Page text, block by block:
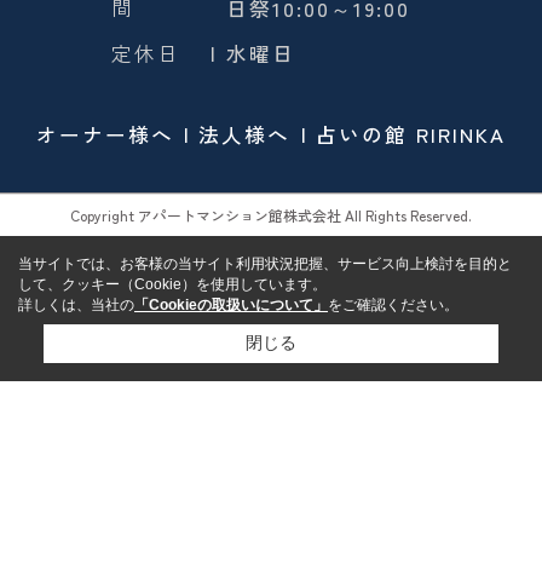
間
日祭10:00～19:00
定休日
| 水曜日
オーナー様へ 法人様へ 占いの館 RIRINKA
Copyright アパートマンション館株式会社 All Rights Reserved.
当サイトでは、お客様の当サイト利用状況把握、サービス向上検討を目的と
して、クッキー（Cookie）を使用しています。
詳しくは、当社の 「Cookieの取扱いについて」 をご確認ください。
閉じる